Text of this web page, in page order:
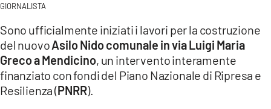
LACITYMAG.IT
ILREGGINO.IT
COSENZACHANNEL.IT
GIORNALISTA
Sono ufficialmente iniziati i lavori per la costruzione
del nuovoAsilo Nido comunale in via Luigi Maria
Greco a Mendicino, un intervento interamente
finanziato con fondi del Piano Nazionale di Ripresa e
Resilienza (PNRR).